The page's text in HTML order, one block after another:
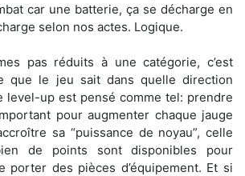
car une batterie, ça se décharge en
selon nos actes. Logique.
pas réduits à une catégorie, c’est
que le jeu sait dans quelle direction
level-up est pensé comme tel: prendre
pour augmenter chaque jauge
sa “puissance de noyau”, celle
de points sont disponibles pour
porter des pièces d’équipement. Et si